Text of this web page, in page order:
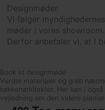
Designmøder
Vi følger
møder i vores showroom.
Derfor anbefaler vi, at I
Book et designmøde
Vurder materialer og greb
køkkenarkitekter. Her kan I
vejledning om den videre